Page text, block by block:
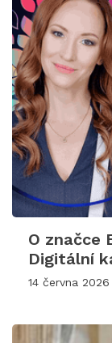
O značce
Digitální
14 června 2026